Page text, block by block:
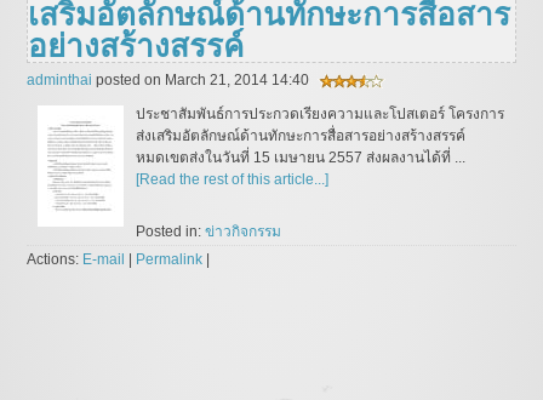
เสริมอัตลักษณ์ด้านทักษะการสื่อสาร
อย่างสร้างสรรค์
adminthai posted on March 21, 2014 14:40
ประชาสัมพันธ์การประกวดเรียงความและโปสเตอร์ โครงการ
ส่งเสริมอัตลักษณ์ด้านทักษะการสื่อสารอย่างสร้างสรรค์
หมดเขตส่งในวันที่ 15 เมษายน 2557 ส่งผลงานได้ที่ ...
[Read the rest of this article...]
Posted in:ข่าวกิจกรรม
Actions: E-mail | Permalink |